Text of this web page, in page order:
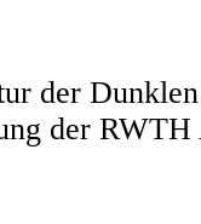
der
der RWTH